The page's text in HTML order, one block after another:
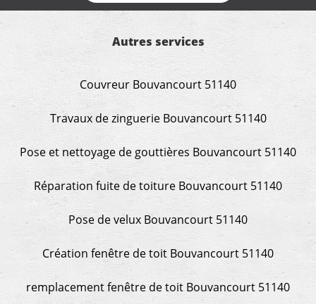
Autres services
Couvreur Bouvancourt 51140
Travaux de zinguerie Bouvancourt 51140
Pose et nettoyage de gouttières Bouvancourt 51140
Réparation fuite de toiture Bouvancourt 51140
Pose de velux Bouvancourt 51140
Création fenêtre de toit Bouvancourt 51140
remplacement fenêtre de toit Bouvancourt 51140